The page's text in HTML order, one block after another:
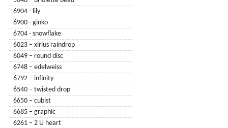
6904 - lily
6900 - ginko
6704 - snowflake
6023 – xirius raindrop
6049 – round disc
6748 – edelweiss
6792 – infinity
6540 – twisted drop
6650 – cubist
6685 – graphic
6261 – 2 U heart